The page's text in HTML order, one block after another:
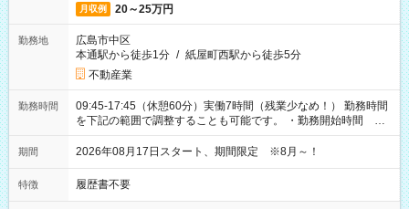
月収例 20～25万円
勤務地
広島市中区
本通駅から徒歩1分 / 紙屋町西駅から徒歩5分
不動産業
勤務時間
09:45-17:45（休憩60分）実働7時間（残業少なめ！） 勤務時間
を下記の範囲で調整することも可能です。 ・勤務開始時間
09:45～12:30 ・勤務終了時間 15:45～18:30 ・実働 05:00～
07:45
期間 2026年08月17日スタート、期間限定 ※8月～！
特徴 履歴書不要